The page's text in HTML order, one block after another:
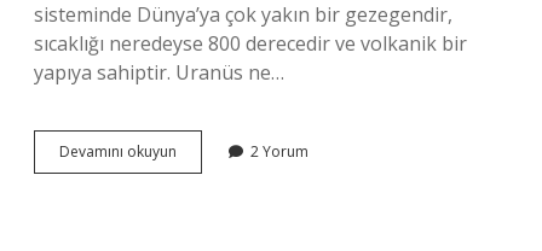
sisteminde Dünya’ya çok yakın bir gezegendir,
sıcaklığı neredeyse 800 derecedir ve volkanik bir
yapıya sahiptir. Uranüs ne…
Devamını okuyun
Hangi
2 Yorum